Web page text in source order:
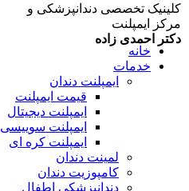
کلینیک تخصصی دندانپزشکی و
مرکز ایمپلنت
دکتر احمدی زاده
خانه
خدمات
ایمپلنت دندان
قیمت ایمپلنت
ایمپلنت دیجیتال
ایمپلنت سوییسی
ایمپلنت کره ای
لمینت دندان
کامپوزیت دندان
دندانپزشکی اطفال